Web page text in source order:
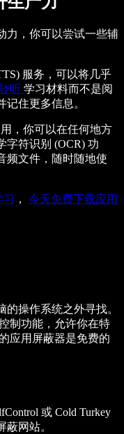
力，你可以尝试一些辅
服务，可以将几乎
听 学习材料而不是阅
住更多信息。
，你可以在任何地方
字符识别 (OCR) 功
频文件，随时随地使
习 ， 今天免费下载应用
操作系统之外寻找。
制功能，允许你在特
应用屏蔽器是免费的
或 Cold Turkey
网站。